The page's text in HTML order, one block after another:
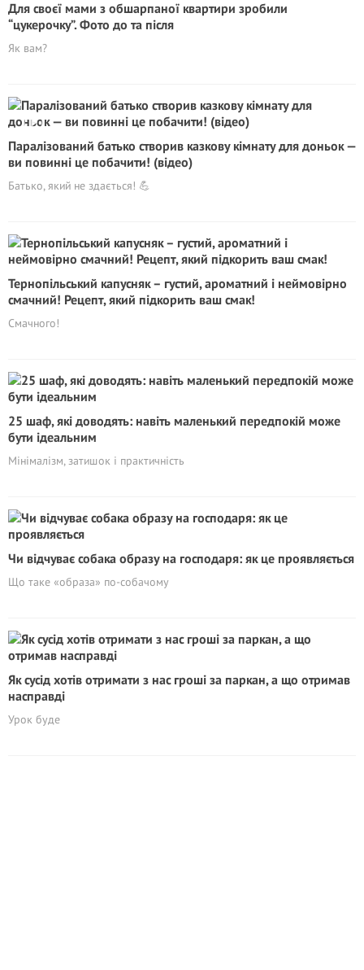
Для своєї мами з обшарпаної квартири зробили
“цукерочку”. Фото до та після
Як вам?
Паралізований батько створив казкову кімнату для доньок —
ви повинні це побачити! (відео)
Батько, який не здається! 💪
Тернопільський капусняк – густий, ароматний і неймовірно
смачний! Рецепт, який підкорить ваш смак!
Смачного!
25 шаф, які доводять: навіть маленький передпокій може
бути ідеальним
Мінімалізм, затишок і практичність
Чи відчуває собака образу на господаря: як це проявляється
Що таке «образа» по-собачому
Як сусід хотів отримати з нас грoші за паркан, а що отримав
насправді
Урок буде